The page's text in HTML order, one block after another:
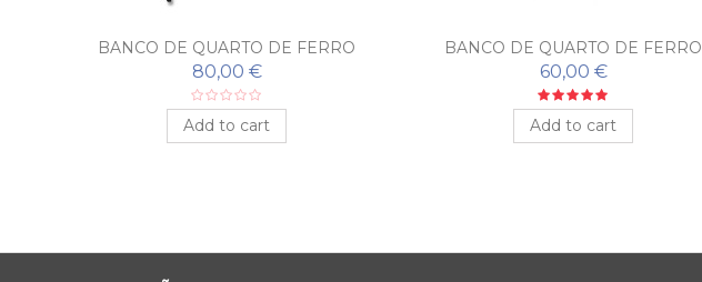
BANCO DE QUARTO DE FERRO
FORJADO ZAPATERO
80,00 €
Add to cart
BANCO DE QUARTO DE FERRO
FORJADO ROSA
60,00 €
Add to cart